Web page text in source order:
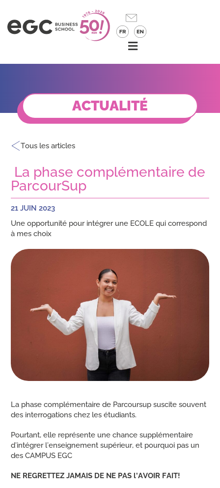
ACTUALITÉ
Tous les articles
La phase complémentaire de
ParcourSup
21 JUIN 2023
Une opportunité pour intégrer une ECOLE qui correspond
à mes choix
La phase complémentaire de Parcoursup suscite souvent
des interrogations chez les étudiants.
Pourtant, elle représente une chance supplémentaire
d’intégrer l’enseignement supérieur, et pourquoi pas un
des CAMPUS EGC
NE REGRETTEZ JAMAIS DE NE PAS l’AVOIR FAIT!